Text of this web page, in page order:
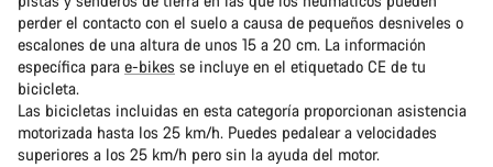
perder el contacto con el suelo a causa de pequeños desniveles o
escalones de una altura de unos 15 a 20 cm. La información
específica para e-bikes se incluye en el etiquetado CE de tu
bicicleta.
Las bicicletas incluidas en esta categoría proporcionan asistencia
motorizada hasta los 25 km/h. Puedes pedalear a velocidades
superiores a los 25 km/h pero sin la ayuda del motor.